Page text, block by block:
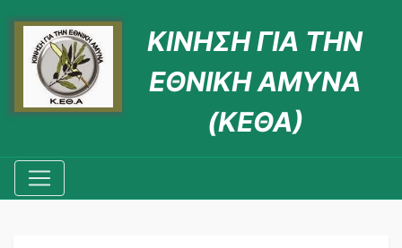
ΚΙΝΗΣΗ ΓΙΑ ΤΗΝ
ΕΘΝΙΚΗ ΑΜΥΝΑ
(ΚΕΘΑ)